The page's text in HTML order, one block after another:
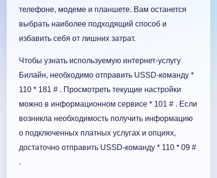
телефоне, модеме и планшете. Вам останется
выбрать наиболее подходящий способ и
избавить себя от лишних затрат.
Чтобы узнать используемую интернет-услугу
Билайн, необходимо отправить USSD-команду *
110 * 181 # . Просмотреть текущие настройки
можно в информационном сервисе * 101 # . Если
возникла необходимость получить информацию
о подключенных платных услугах и опциях,
достаточно отправить USSD-команду * 110 * 09 #
.